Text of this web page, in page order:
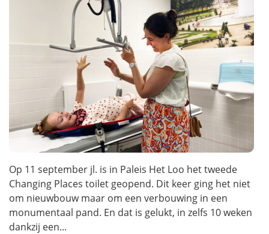
Op 11 september jl. is in Paleis Het Loo het tweede
Changing Places toilet geopend. Dit keer ging het niet
om nieuwbouw maar om een verbouwing in een
monumentaal pand. En dat is gelukt, in zelfs 10 weken
dankzij een...